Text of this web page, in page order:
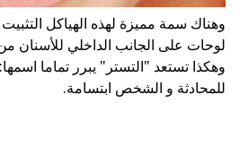
وهناك سمة مميزة لهذه الهياكل
لوحات على الجانب الداخلي
وهكذا تستعد "التستر" يبرر تماما
للمحادثة و الشخص ابتسامة.